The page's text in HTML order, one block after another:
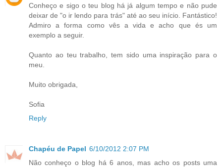
Conheço e sigo o teu blog há já algum tempo e não pude
deixar de "o ir lendo para trás" até ao seu início. Fantástico!
Admiro a forma como vês a vida e acho que és um
exemplo a seguir.
Quanto ao teu trabalho, tem sido uma inspiração para o
meu.
Muito obrigada,
Sofia
Reply
Chapéu de Papel 6/10/2012 2:07 PM
Não conheço o blog há 6 anos, mas acho os posts uma